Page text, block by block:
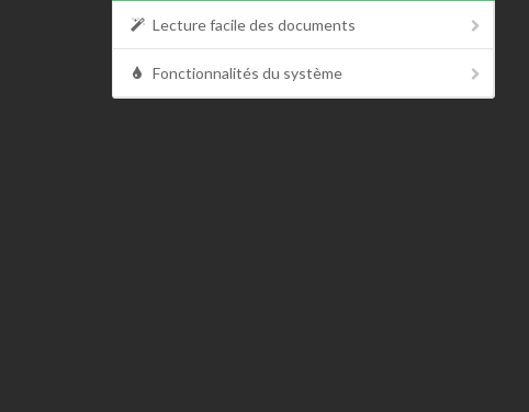
Lecture facile des documents
Fonctionnalités du système